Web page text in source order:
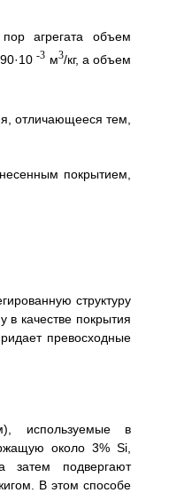
агрегата объем
-3 м3/кг, а объем
отличающееся тем,
покрытием,
структуру
в качестве покрытия
превосходные
используемые в
около 3% Si,
затем подвергают
В этом способе